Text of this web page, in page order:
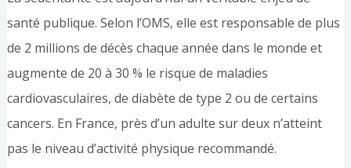
santé publique. Selon l’OMS, elle est responsable de plus
de 2 millions de décès chaque année dans le monde et
augmente de 20 à 30 % le risque de maladies
cardiovasculaires, de diabète de type 2 ou de certains
cancers. En France, près d’un adulte sur deux n’atteint
pas le niveau d’activité physique recommandé.